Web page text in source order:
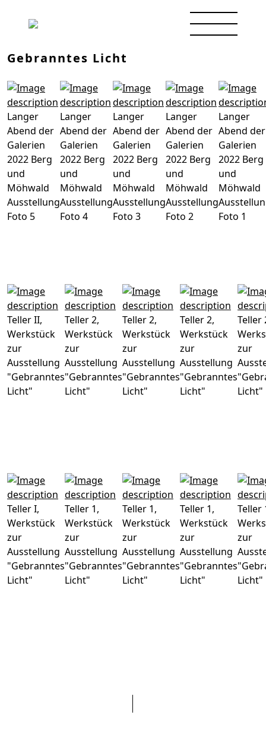
Gebranntes Licht
Langer
Abend der
Galerien
2022 Berg
und
Möhwald
Ausstellung
Foto 5
Langer
Abend der
Galerien
2022 Berg
und
Möhwald
Ausstellung
Foto 4
Langer
Abend der
Galerien
2022 Berg
und
Möhwald
Ausstellung
Foto 3
Langer
Abend der
Galerien
2022 Berg
und
Möhwald
Ausstellung
Foto 2
Langer
Abend der
Galerien
2022 Berg
und
Möhwald
Foto 1
Teller II,
Werkstück
zur
Ausstellung
"Gebranntes
Licht"
Teller 2,
Werkstück
zur
Ausstellung
"Gebranntes
Licht"
Teller 2,
Werkstück
zur
Ausstellung
"Gebranntes
Licht"
Teller 2,
Werkstück
zur
Ausstellung
"Gebranntes
Licht"
Teller
zur
Licht"
Teller I,
Werkstück
zur
Ausstellung
"Gebranntes
Licht"
Teller 1,
Werkstück
zur
Ausstellung
"Gebranntes
Licht"
Teller 1,
Werkstück
zur
Ausstellung
"Gebranntes
Licht"
Teller 1,
Werkstück
zur
Ausstellung
"Gebranntes
Licht"
Teller
zur
Licht"